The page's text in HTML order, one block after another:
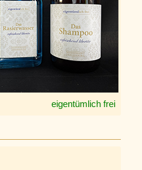
eigentümlich frei